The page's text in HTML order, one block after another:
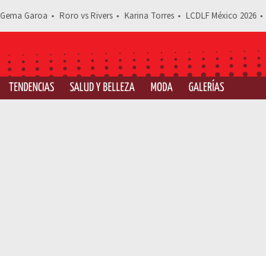
Gema Garoa Roro vs Rivers Karina Torres LCDLF México 2026
TENDENCIAS SALUD Y BELLEZA MODA GALERÍAS